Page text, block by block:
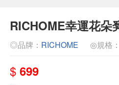
RICHOME幸運花朵
◎品牌： RICHOME ◎規格
$ 699